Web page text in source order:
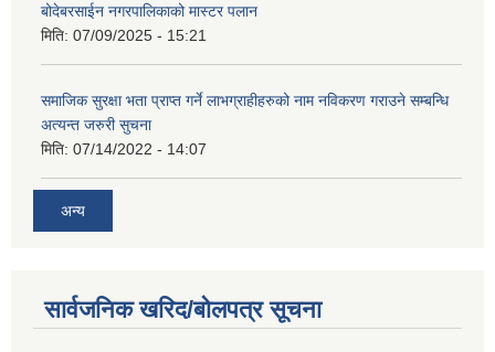
बोदेबरसाईन नगरपालिकाको मास्टर पलान
मिति: 07/09/2025 - 15:21
समाजिक सुरक्षा भता प्राप्त गर्ने लाभग्राहीहरुको नाम नविकरण गराउने सम्बन्धि
अत्यन्त जरुरी सुचना
मिति: 07/14/2022 - 14:07
अन्य
सार्वजनिक खरिद/बोलपत्र सूचना